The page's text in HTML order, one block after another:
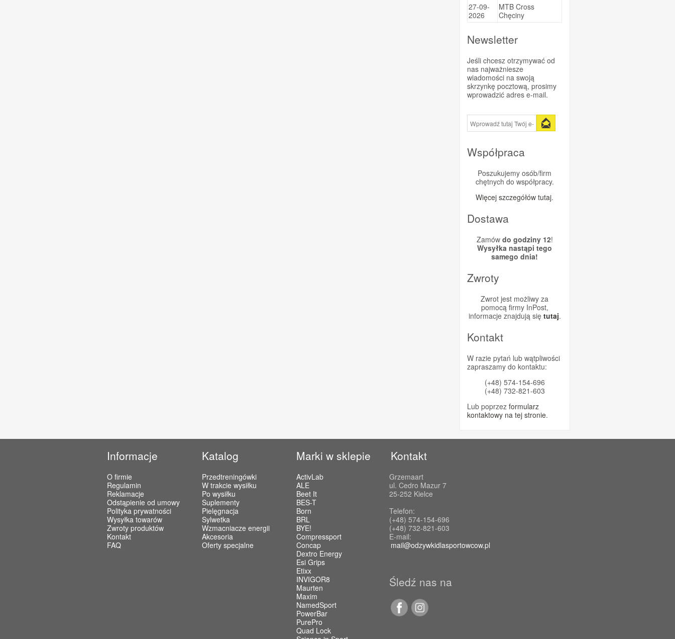
Taste of Nature
Trezado
Trivio
Vittoria
WINAAR
Xendurance
27-09-
2026
MTB Cross
Chęciny
Newsletter
Jeśli chcesz otrzymywać od
nas najważniesze
wiadomości na swoją
skrzynkę pocztową, prosimy
wprowadzić adres e-mail.
Współpraca
Poszukujemy osób/firm
chętnych do współpracy.
Więcej szczegółów tutaj.
Dostawa
Zamów do godziny 12!
Wysyłka nastąpi tego
samego dnia!
Zwroty
Zwrot jest możliwy za
pomocą firmy InPost,
informacje znajdują się tutaj.
Kontakt
W razie pytań lub wątpliwości
zapraszamy do kontaktu:
(+48) 574-154-696
(+48) 732-821-603
Lub poprzez formularz
kontaktowy na tej stronie.
Informacje
O firmie
Regulamin
Reklamacje
Odstąpienie od umowy
Polityka prywatności
Wysyłka towarów
Zwroty produktów
Kontakt
FAQ
Katalog
Przedtreningówki
W trakcie wysiłku
Po wysiłku
Suplementy
Pielęgnacja
Sylwetka
Wzmacniacze energii
Akcesoria
Oferty specjalne
Marki w sklepie
ActivLab
ALE
Beet It
BES-T
Born
BRL
BYE!
Compressport
Concap
Dextro Energy
Esi Grips
Etixx
INVIGOR8
Maurten
Maxim
NamedSport
PowerBar
PurePro
Quad Lock
Kontakt
Grzemaart
ul. Cedro Mazur 7
25-252 Kielce
Telefon:
(+48) 574-154-696
(+48) 732-821-603
E-mail:
mail@odzywkidlasportowcow.pl
Śledź nas na